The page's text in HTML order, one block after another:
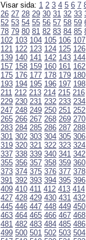
Visar sida: 1 2 3 4 5 6 7
26 27 28 29 30 31 32 33
52 53 54 55 56 57 58 59
78 79 80 81 82 83 84 85
102 103 104 105 106 107
121 122 123 124 125 126
139 140 141 142 143 144
157 158 159 160 161 162
175 176 177 178 179 180
193 194 195 196 197 198
211 212 213 214 215 216
229 230 231 232 233 234
247 248 249 250 251 252
265 266 267 268 269 270
283 284 285 286 287 288
301 302 303 304 305 306
319 320 321 322 323 324
337 338 339 340 341 342
355 356 357 358 359 360
373 374 375 376 377 378
391 392 393 394 395 396
409 410 411 412 413 414
427 428 429 430 431 432
445 446 447 448 449 450
463 464 465 466 467 468
481 482 483 484 485 486
499 500 501 502 503 504